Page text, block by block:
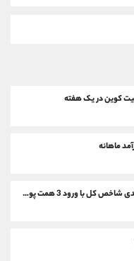
بورس 9 تیر 1405؛ رشد 68 هزار واحدی شاخص کل با ورود 3 همت پول حقیقی